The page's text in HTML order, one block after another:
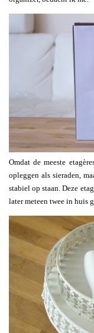
Omdat de meeste
opleggen als sieraden,
stabiel op staan. Deze
later meteen twee in huis